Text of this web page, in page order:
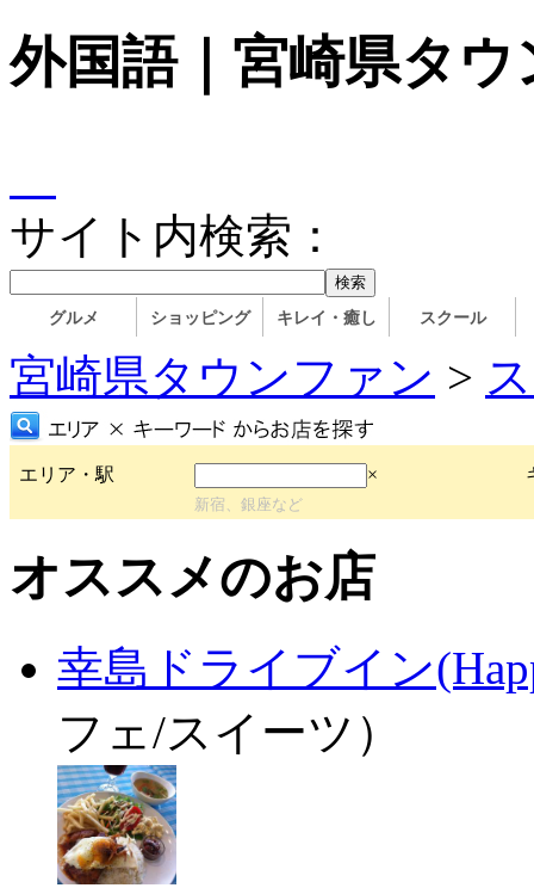
外国語｜宮崎県タ
サイト内検索：
グルメ ショッピング キレイ・癒し スクール
宮崎県タウンファン >
エリア・駅 ×
新宿、銀座など
オススメのお店
幸島ドライブイン
フェ/スイーツ）